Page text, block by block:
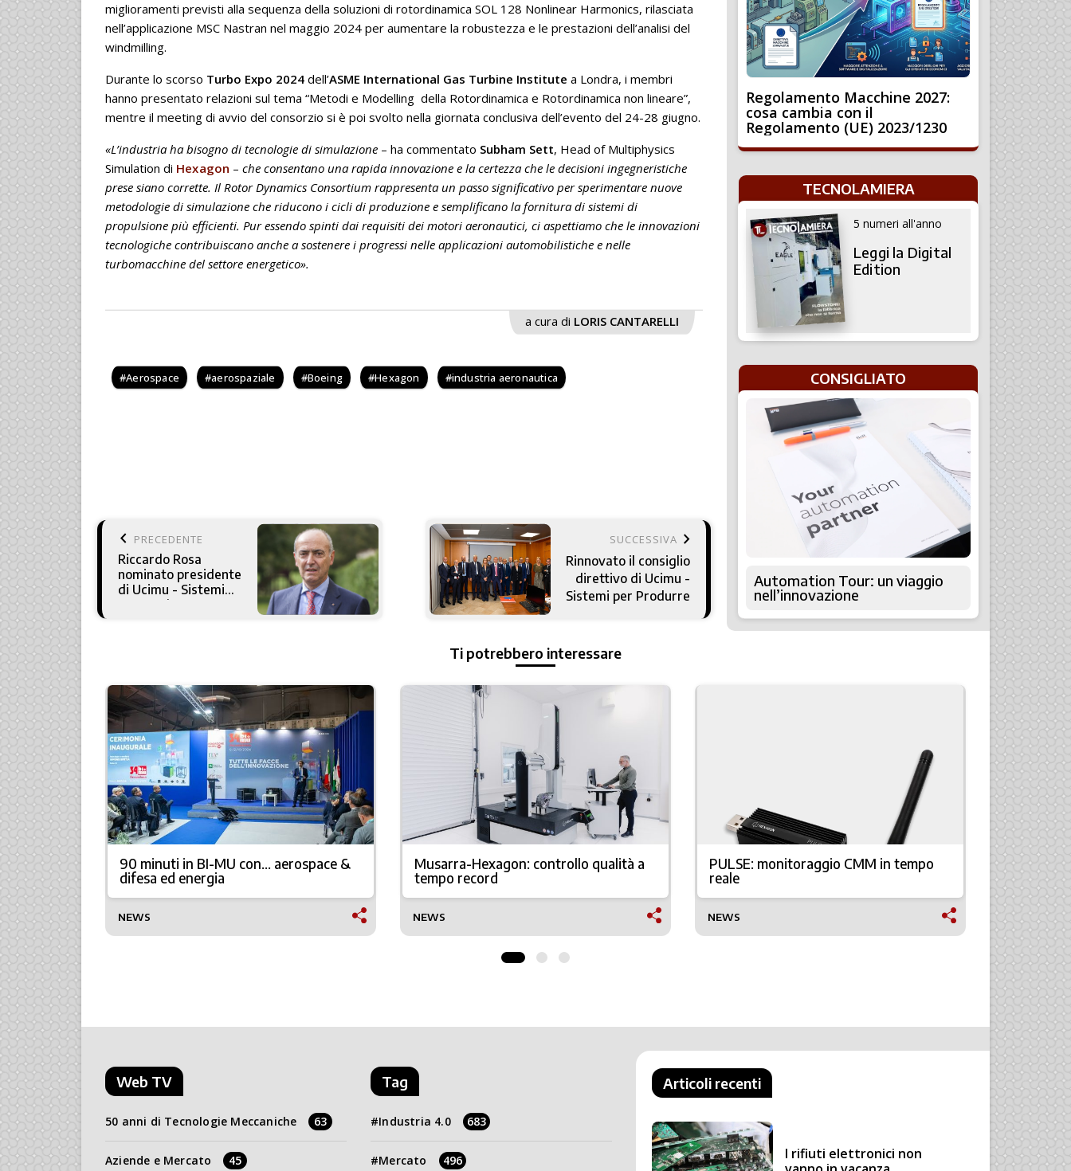
miglioramenti previsti alla sequenza della soluzioni di rotordinamica SOL 128 Nonlinear Harmonics, rilasciata
nell’applicazione MSC Nastran nel maggio 2024 per aumentare la robustezza e le prestazioni dell’analisi del
windmilling.
Durante lo scorso Turbo Expo 2024 dell’ASME International Gas Turbine Institute a Londra, i membri
hanno presentato relazioni sul tema “Metodi e Modelling della Rotordinamica e Rotordinamica non lineare”,
mentre il meeting di avvio del consorzio si è poi svolto nella giornata conclusiva dell’evento del 24-28 giugno.
«L’industria ha bisogno di tecnologie di simulazione – ha commentato Subham Sett, Head of Multiphysics
Simulation di Hexagon – che consentano una rapida innovazione e la certezza che le decisioni ingegneristiche
prese siano corrette. Il Rotor Dynamics Consortium rappresenta un passo significativo per sperimentare nuove
metodologie di simulazione che riducono i cicli di produzione e semplificano la fornitura di sistemi di
propulsione più efficienti. Pur essendo spinti dai requisiti dei motori aeronautici, ci aspettiamo che le innovazioni
tecnologiche contribuiscano anche a sostenere i progressi nelle applicazioni automobilistiche e nelle
turbomacchine del settore energetico».
a cura di LORIS CANTARELLI
Aerospace aerospaziale Boeing Hexagon industria aeronautica
keyboard_arrow_left PRECEDENTE
Riccardo Rosa
nominato presidente
di Ucimu - Sistemi
per Produrre e
SUCCESSIVA keyboard_arrow_right
Rinnovato il consiglio
direttivo di Ucimu -
Sistemi per Produrre
Regolamento Macchine 2027:
cosa cambia con il
Regolamento (UE) 2023/1230
TECNOLAMIERA
5 numeri all'anno
Leggi la Digital
Edition
CONSIGLIATO
Automation Tour: un viaggio
nell’innovazione
Ti potrebbero interessare
volo!
90 minuti in BI-MU con… aerospace &
difesa ed energia
NEWS
Musarra-Hexagon: controllo qualità a
tempo record
NEWS
PULSE: monitoraggio CMM in tempo
reale
NEWS
Hexagon
XT
NEWS
Web TV
50 anni di Tecnologie Meccaniche 63
Aziende e Mercato 45
Tag
Industria 4.0 683
Mercato 496
Articoli recenti
I rifiuti elettronici non